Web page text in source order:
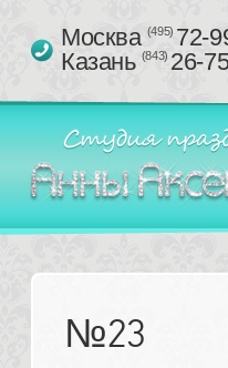
Москва (495)72-
Казань (843)26-
№23